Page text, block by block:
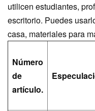
utilicen estudiantes,
escritorio. Puedes
casa, materiales para
Número
de
artículo.